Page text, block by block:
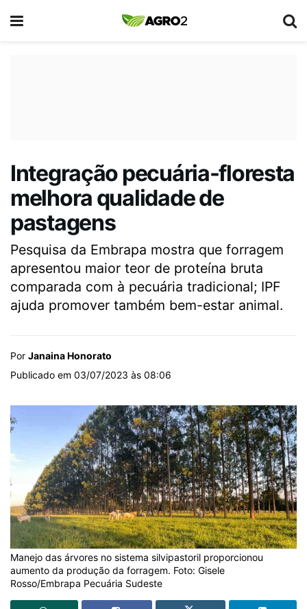
Integração pecuária-floresta
melhora qualidade de
pastagens
Pesquisa da Embrapa mostra que forragem
apresentou maior teor de proteína bruta
comparada com à pecuária tradicional; IPF
ajuda promover também bem-estar animal.
Por Janaina Honorato
Publicado em 03/07/2023 às 08:06
Manejo das árvores no sistema silvipastoril proporcionou
aumento da produção da forragem. Foto: Gisele
Rosso/Embrapa Pecuária Sudeste